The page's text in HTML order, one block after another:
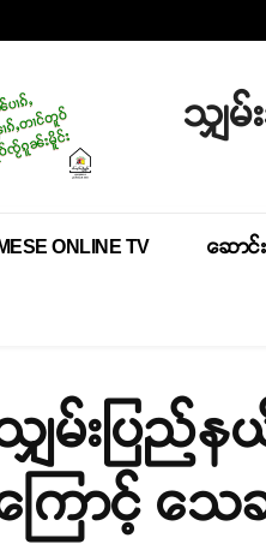
သျှ
ONLINE TV ဆောင်း
ျှမ်းပြည်န
ြောင့် သေ